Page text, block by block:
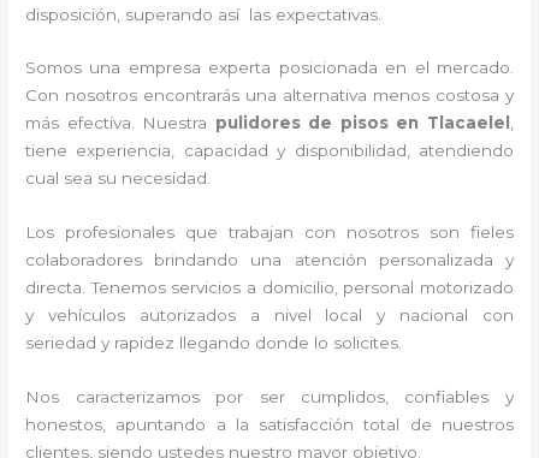
disposición, superando así las expectativas.
Somos una empresa experta posicionada en el mercado.
Con nosotros encontrarás una alternativa menos costosa y
más efectiva. Nuestra pulidores de pisosen Tlacaelel ,
tiene experiencia, capacidad y disponibilidad, atendiendo
cual sea su necesidad.
Los profesionales que trabajan con nosotros son fieles
colaboradores brindando una atención personalizada y
directa.Tenemos servicios a domicilio, personal motorizado
y vehículos autorizados a nivel local y nacional con
seriedad y rapidez llegando donde lo solicites.
Nos caracterizamos por ser cumplidos, confiables y
honestos, apuntando a la satisfacción total de nuestros
clientes, siendo ustedes nuestro mayor objetivo.